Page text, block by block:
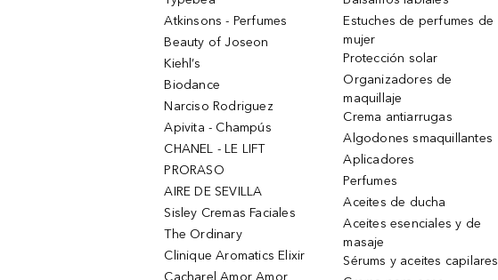
Atkinsons - Perfumes
Beauty of Joseon
Kiehl’s
Biodance
Narciso Rodriguez
Apivita - Champús
CHANEL - LE LIFT
PRORASO
AIRE DE SEVILLA
Sisley Cremas Faciales
The Ordinary
Clinique Aromatics Elixir
Cacharel Amor Amor
Estuches de perfumes de
mujer
Protección solar
Organizadores de
maquillaje
Crema antiarrugas
Algodones smaquillantes
Aplicadores
Perfumes
Aceites de ducha
Aceites esenciales y de
masaje
Sérums y aceites capilares